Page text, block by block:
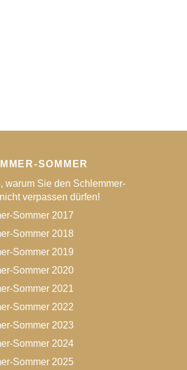
SOMMER
warum Sie den Schlemmer-
verpassen dürfen!
Sommer 2017
Sommer 2018
Sommer 2019
Sommer 2020
Sommer 2021
Sommer 2022
Sommer 2023
Sommer 2024
Sommer 2025